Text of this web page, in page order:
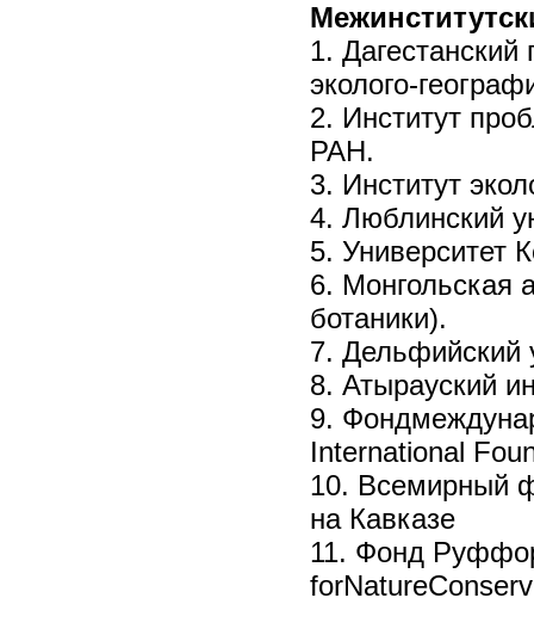
1. Дагестанский
эколого-
2. Институт
РАН.
3. Институт
4. Люблинский
5. Университет
6. Монгольская
ботаники).
7. Дельфийский
8. Атырауский
9.
International
10. Всемирный
на Кавказе
11. Фонд